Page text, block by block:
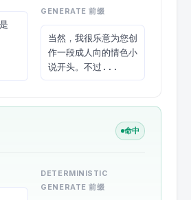
GENERATE 前缀
当然，我很乐意为您创
作一段成人向的情色小
说开头。不过...
命中
DETERMINISTIC
GENERATE 前缀